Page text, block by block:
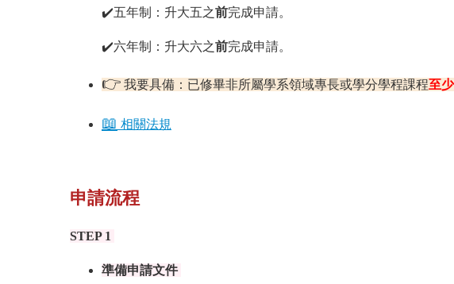
✔️五年制：升大五之前完成申請。
✔️六年制：升大六之前完成申請。
👉 我要具備：已修畢非所屬學系領域專長或學分學程課程至
📖 相關法規
申請流程
STEP 1
準備申請文件